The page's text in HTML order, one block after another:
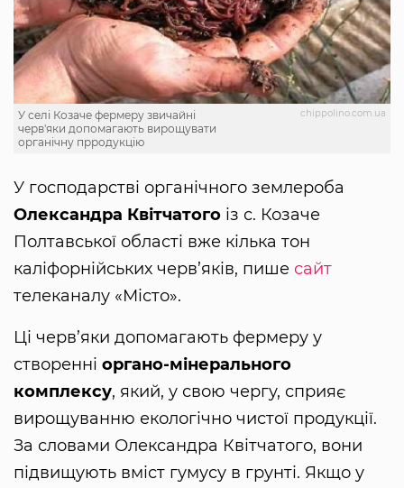
chippolino.com.ua
У селі Козаче фермеру звичайні
черв'яки допомагають вирощувати
органічну прродукцію
У господарстві органічного землероба
Олександра Квітчатого із с. Козаче
Полтавської області вже кілька тон
каліфорнійських черв’яків, пише сайт
телеканалу «Місто».
Ці черв’яки допомагають фермеру у
створенні органо-мінерального
комплексу, який, у свою чергу, сприяє
вирощуванню екологічно чистої продукції.
За словами Олександра Квітчатого, вони
підвищують вміст гумусу в грунті. Якщо у